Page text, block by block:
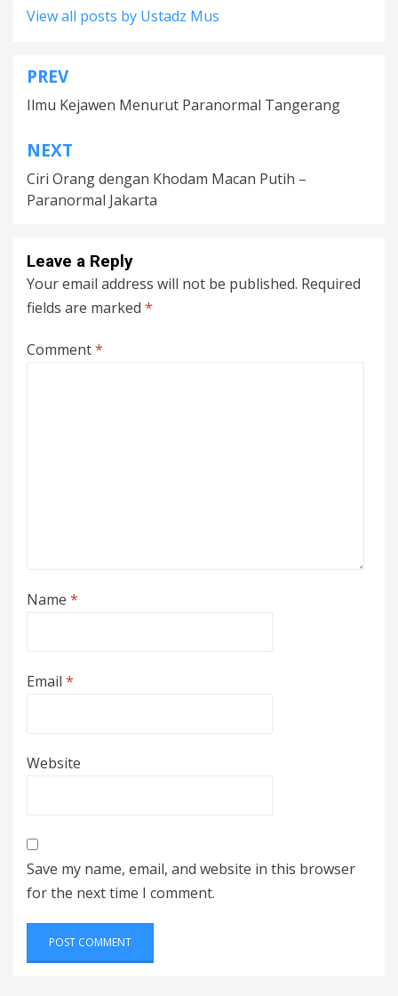
View all posts by Ustadz Mus
Post
navigation
PREV
Ilmu Kejawen Menurut Paranormal Tangerang
NEXT
Ciri Orang dengan Khodam Macan Putih –
Paranormal Jakarta
Leave a Reply
Your email address will not be published. Required
fields are marked *
Comment*
Name *
Email *
Website
Save my name, email, and website in this browser
for the next time I comment.